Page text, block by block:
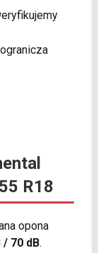
R18
opona
/ 70 dB.